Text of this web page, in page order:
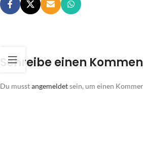
Schreibe einen
Du musstangemeldetsein, um einen